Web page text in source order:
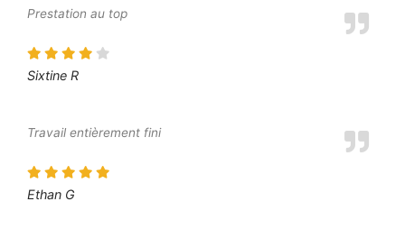
Prestation au top
Sixtine R
Travail entièrement fini
Ethan G